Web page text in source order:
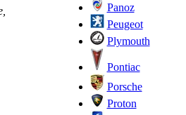
Panoz
Peugeot
Plymouth
Pontiac
Porsche
Proton